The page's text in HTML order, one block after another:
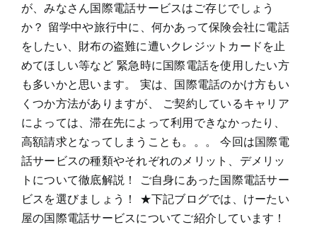
が、みなさん国際電話サービスはご存じでしょう
か？ 留学中や旅行中に、何かあって保険会社に電話
をしたい、財布の盗難に遭いクレジットカードを止
めてほしい等など 緊急時に国際電話を使用したい方
も多いかと思います。 実は、国際電話のかけ方もい
くつか方法がありますが、 ご契約しているキャリア
によっては、滞在先によって利用できなかったり、
高額請求となってしまうことも。。。 今回は国際電
話サービスの種類やそれぞれのメリット、デメリッ
トについて徹底解説！ ご自身にあった国際電話サー
ビスを選びましょう！ ★下記ブログでは、けーたい
屋の国際電話サービスについてご紹介しています！